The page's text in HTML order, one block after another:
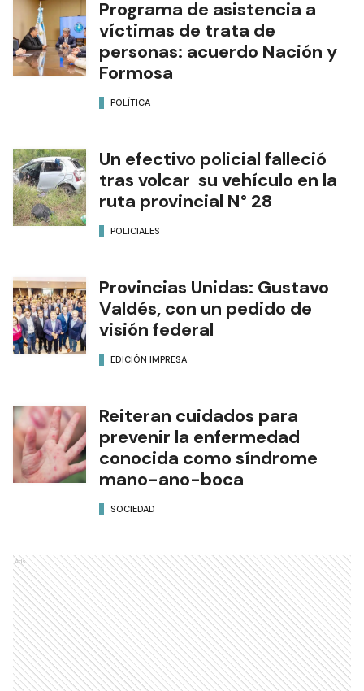
Programa de asistencia a
víctimas de trata de
personas: acuerdo Nación y
Formosa
POLÍTICA
Un efectivo policial falleció
tras volcar su vehículo en la
ruta provincial N° 28
POLICIALES
Provincias Unidas: Gustavo
Valdés, con un pedido de
visión federal
EDICIÓN IMPRESA
Reiteran cuidados para
prevenir la enfermedad
conocida como síndrome
mano-ano-boca
SOCIEDAD
Ads